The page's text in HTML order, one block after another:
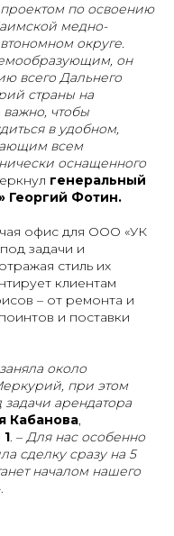
по освоению
медно-
округе.
он
всего Дальнего
страны на
чтобы
в удобном,
всем
оснащенного
генеральный
Георгий Фотин.
офис для ООО «УК
задачи и
стиль их
клиентам
– от ремонта и
и поставки
заняла около
при этом
задачи арендатора
Кабанова,
. – Для нас особенно
сделку сразу на 5
началом нашего